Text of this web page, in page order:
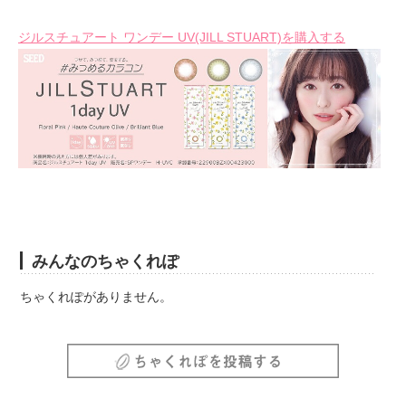
ジルスチュアート ワンデー UV(JILL STUART)を購入する
みんなのちゃくれぽ
ちゃくれぽがありません。